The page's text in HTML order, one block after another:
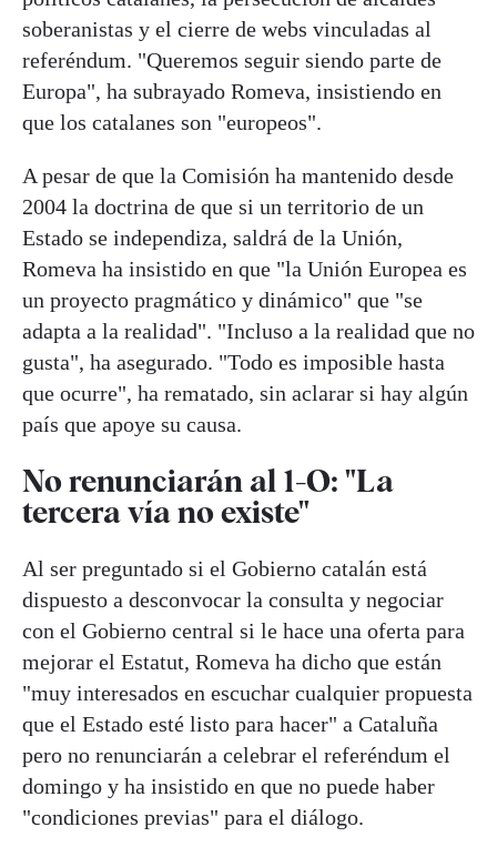
soberanistas y el cierre de webs vinculadas al
referéndum. "Queremos seguir siendo parte de
Europa", ha subrayado Romeva, insistiendo en
que los catalanes son "europeos".
A pesar de que la Comisión ha mantenido desde
2004 la doctrina de que si un territorio de un
Estado se independiza, saldrá de la Unión,
Romeva ha insistido en que "la Unión Europea es
un proyecto pragmático y dinámico" que "se
adapta a la realidad". "Incluso a la realidad que no
gusta", ha asegurado. "Todo es imposible hasta
que ocurre", ha rematado, sin aclarar si hay algún
país que apoye su causa.
No renunciarán al 1-O: "La
tercera vía no existe"
Al ser preguntado si el Gobierno catalán está
dispuesto a desconvocar la consulta y negociar
con el Gobierno central si le hace una oferta para
mejorar el Estatut, Romeva ha dicho que están
"muy interesados en escuchar cualquier propuesta
que el Estado esté listo para hacer" a Cataluña
pero no renunciarán a celebrar el referéndum el
domingo y ha insistido en que no puede haber
"condiciones previas" para el diálogo.